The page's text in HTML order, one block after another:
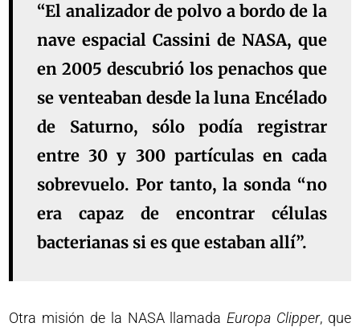
“El analizador de polvo a bordo de la
nave espacial Cassini de NASA, que
en 2005 descubrió los penachos que
se venteaban desde la luna Encélado
de Saturno, sólo podía registrar
entre 30 y 300 partículas en cada
sobrevuelo. Por tanto, la sonda “no
era capaz de encontrar células
bacterianas si es que estaban allí”.
Otra misión de la NASA llamada Europa Clipper, que